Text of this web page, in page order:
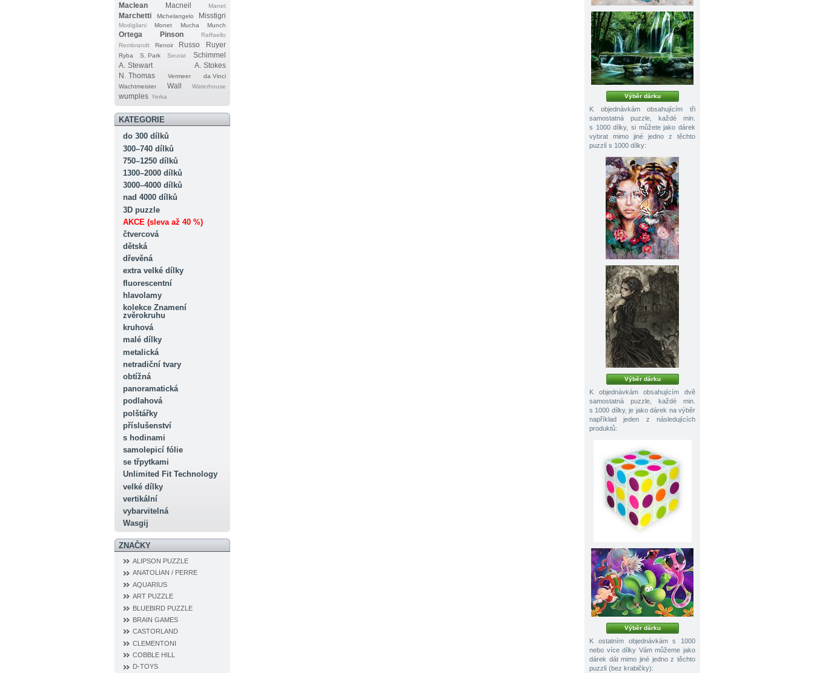
Maclean Macneil Manet
Marchetti Michelangelo Misstigri
Modigliani Monet Mucha Munch
Ortega Pinson
Raffaello
Rembrandt
Renoir Russo Ruyer
Ryba S. Park Seurat
Schimmel
A. Stewart
A. Stokes
N. Thomas
Vermeer
da Vinci
Wachtmeister
Wall Waterhouse
wumples Yerka
KATEGORIE
do 300 dílků
300–740 dílků
750–1250 dílků
1300–2000 dílků
3000–4000 dílků
nad 4000 dílků
3D puzzle
AKCE (sleva až 40 %)
čtvercová
dětská
dřevěná
extra velké dílky
fluorescentní
hlavolamy
kolekce Znamení
zvěrokruhu
kruhová
malé dílky
metalická
netradiční tvary
obtížná
panoramatická
podlahová
polštářky
příslušenství
s hodinami
samolepicí fólie
se třpytkami
Unlimited Fit Technology
velké dílky
vertikální
vybarvitelná
Wasgij
ZNAČKY
ALIPSON PUZZLE
ANATOLIAN / PERRE
AQUARIUS
ART PUZZLE
BLUEBIRD PUZZLE
BRAIN GAMES
CASTORLAND
CLEMENTONI
COBBLE HILL
D‐TOYS
Výběr dárku
K objednávkám obsahujícím tři
samostatná puzzle, každé min.
s 1000 dílky, si můžete jako dárek
vybrat mimo jiné jedno z těchto
puzzlí s 1000 dílky:
Výběr dárku
K objednávkám obsahujícím dvě
samostatná puzzle, každé min.
s 1000 dílky, je jako dárek na výběr
například jeden z následujících
produktů:
Výběr dárku
K ostatním objednávkám s 1000
nebo více dílky Vám můžeme jako
dárek dát mimo jiné jedno z těchto
puzzlí (bez krabičky):